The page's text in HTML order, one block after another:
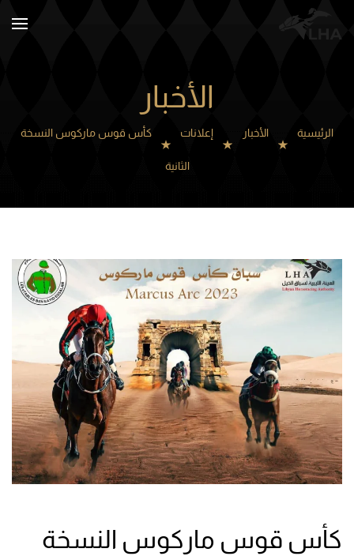
الأخبار
الرئيسية الأخبار إعلانات كأس قوس ماركوس النسخة
الثانية
كأس قوس ماركوس النسخة